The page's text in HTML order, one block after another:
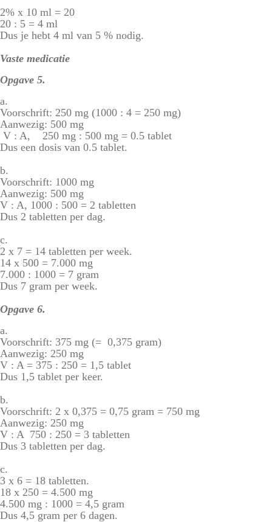
2% x 10 ml = 20
20 : 5 = 4 ml
Dus je hebt 4 ml van 5 % nodig.
Vaste medicatie
Opgave 5.
a.
Voorschrift: 250 mg (1000 : 4 = 250 mg)
Aanwezig: 500 mg
V : A, 250 mg : 500 mg = 0.5 tablet
Dus een dosis van 0.5 tablet.
b.
Voorschrift: 1000 mg
Aanwezig: 500 mg
V : A, 1000 : 500 = 2 tabletten
Dus 2 tabletten per dag.
c.
2 x 7 = 14 tabletten per week.
14 x 500 = 7.000 mg
7.000 : 1000 = 7 gram
Dus 7 gram per week.
Opgave 6.
a.
Voorschrift: 375 mg (= 0,375 gram)
Aanwezig: 250 mg
V : A = 375 : 250 = 1,5 tablet
Dus 1,5 tablet per keer.
b.
Voorschrift: 2 x 0,375 = 0,75 gram = 750 mg
Aanwezig: 250 mg
V : A 750 : 250 = 3 tabletten
Dus 3 tabletten per dag.
c.
3 x 6 = 18 tabletten.
18 x 250 = 4.500 mg
4.500 mg : 1000 = 4,5 gram
Dus 4,5 gram per 6 dagen.